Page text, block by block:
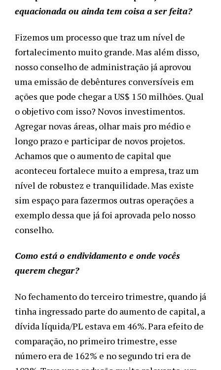
equacionada ou ainda tem coisa a ser feita?
Fizemos um processo que traz um nível de
fortalecimento muito grande. Mas além disso,
nosso conselho de administração já aprovou
uma emissão de debêntures conversíveis em
ações que pode chegar a US$ 150 milhões. Qual
o objetivo com isso? Novos investimentos.
Agregar novas áreas, olhar mais pro médio e
longo prazo e participar de novos projetos.
Achamos que o aumento de capital que
aconteceu fortalece muito a empresa, traz um
nível de robustez e tranquilidade. Mas existe
sim espaço para fazermos outras operações a
exemplo dessa que já foi aprovada pelo nosso
conselho.
Como está o endividamento e onde vocês
querem chegar?
No fechamento do terceiro trimestre, quando já
tinha ingressado parte do aumento de capital, a
dívida líquida/PL estava em 46%. Para efeito de
comparação, no primeiro trimestre, esse
número era de 162% e no segundo tri era de